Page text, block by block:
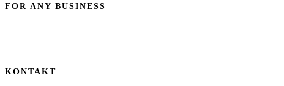
FOR ANY BUSINESS
KONTAKT